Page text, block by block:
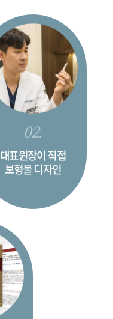
02.
대표원장이 직접
보형물 디자인